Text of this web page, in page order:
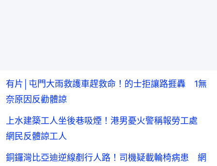
有片│屯門大雨救護車趕救命！的士拒讓路捱轟 1無
奈原因反勸體諒
上水建築工人坐後巷吸煙！港男憂火警稱報勞工處
網民反體諒工人
銅鑼灣比亞迪逆線剷行人路！司機疑載輪椅病患 網